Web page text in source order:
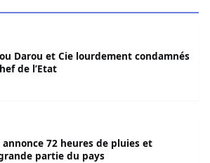
Darou et Cie lourdement condamnés
de l’Etat
annonce 72 heures de pluies et
partie du pays